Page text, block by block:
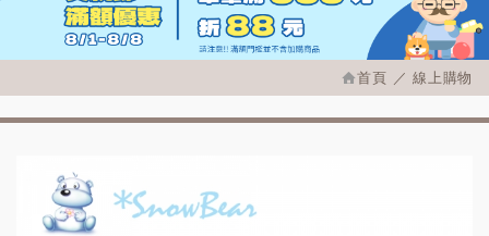
首頁 線上購物
訂單查詢
匯款通知